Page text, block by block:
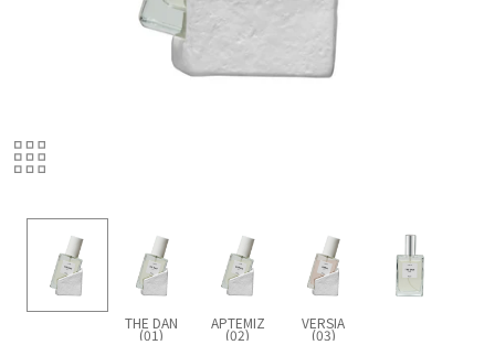
THE DAN
(01)
APTEMIZ
(02)
VERSIA
(03)